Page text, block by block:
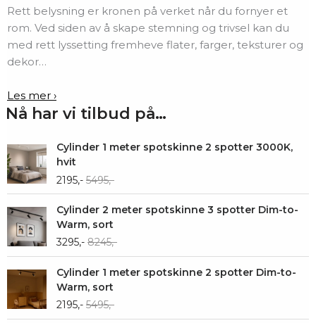
Rett belysning er kronen på verket når du fornyer et
rom. Ved siden av å skape stemning og trivsel kan du
med rett lyssetting fremheve flater, farger, teksturer og
dekor…
Les mer ›
Nå har vi tilbud på…
Cylinder 1 meter spotskinne 2 spotter 3000K,
hvit
2195,- 5495,-
Cylinder 2 meter spotskinne 3 spotter Dim-to-
Warm, sort
3295,- 8245,-
Cylinder 1 meter spotskinne 2 spotter Dim-to-
Warm, sort
2195,- 5495,-